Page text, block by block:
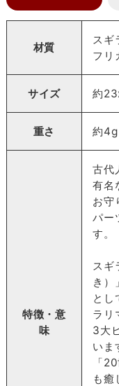
材質
スギ
フリ
サイズ 約
重さ 約4g
特徴・意
味
古代
有名
お守
パー
す。
スギ
き）
とし
ラリ
3大
いま
「
も癒